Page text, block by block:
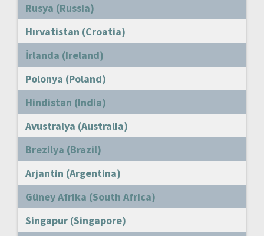
Rusya (Russia)
Hırvatistan (Croatia)
İrlanda (Ireland)
Polonya (Poland)
Hindistan (India)
Avustralya (Australia)
Brezilya (Brazil)
Arjantin (Argentina)
Güney Afrika (South Africa)
Singapur (Singapore)